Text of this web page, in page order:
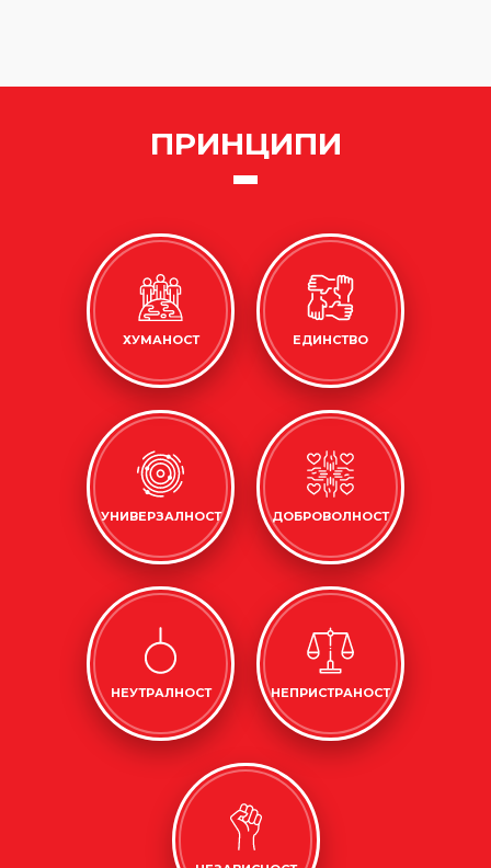
ПРИНЦИПИ
ХУМАНОСТ ЕДИНСТВО
УНИВЕРЗАЛНОСТ ДОБРОВОЛНОСТ
НЕУТРАЛНОСТ НЕПРИСТРАНОСТ